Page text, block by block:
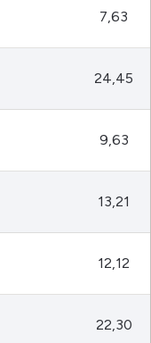
7,63
24,45
9,63
13,21
12,12
22,30